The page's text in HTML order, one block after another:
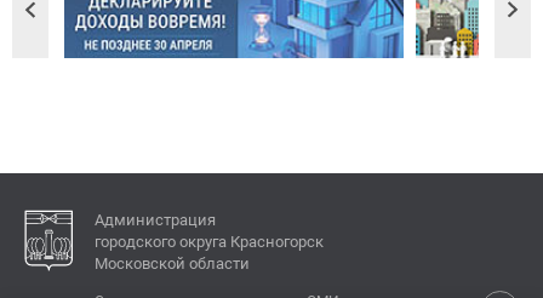
Администрация
городского округа Красногорск
Московской области